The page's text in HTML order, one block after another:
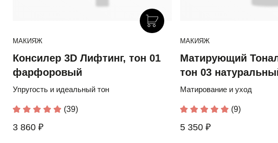
МАКИЯЖ
Консилер 3D Лифтинг, тон 01
фарфоровый
Упругость и идеальный тон
(39)
3 860 ₽
МАКИЯЖ
Матирующий
тон 03
Матирование и уход
(9)
5 350 ₽